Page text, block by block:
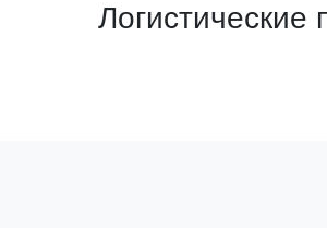
Логистические